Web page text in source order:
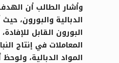
وأشار الطالب أن
الدبالية والبورون،
المعاملات في إنتاج